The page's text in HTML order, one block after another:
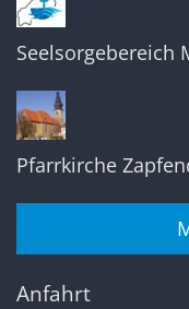
Seelsorgebereich
Pfarrkirche
Anfahrt